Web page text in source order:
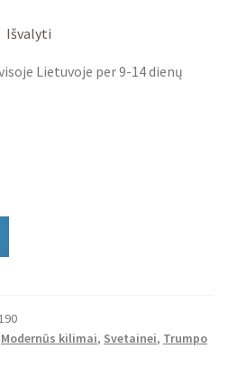
Išvalyti
Lietuvoje per 9-14 dienų
Modernūs kilimai, Svetainei, Trumpo